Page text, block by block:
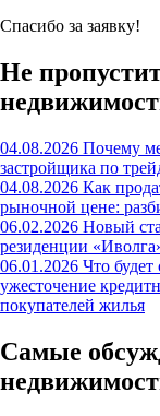
Спасибо за заявку!
Не
04.08.2026 Почему
застройщика по
04.08.2026 Как
рыночной цене:
06.02.2026 Новый
резиденции
06.01.2026 Что
ужесточение
покупателей жилья
Самые